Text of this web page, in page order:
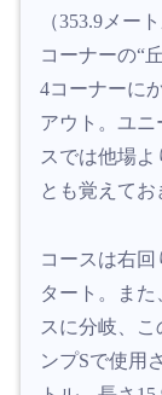
（353.9メー
コーナーの“
4コーナーに
アウト。ユ
スでは他場
とも覚えてお
コースは右回
タート。ま
スに分岐、
ンプSで使用